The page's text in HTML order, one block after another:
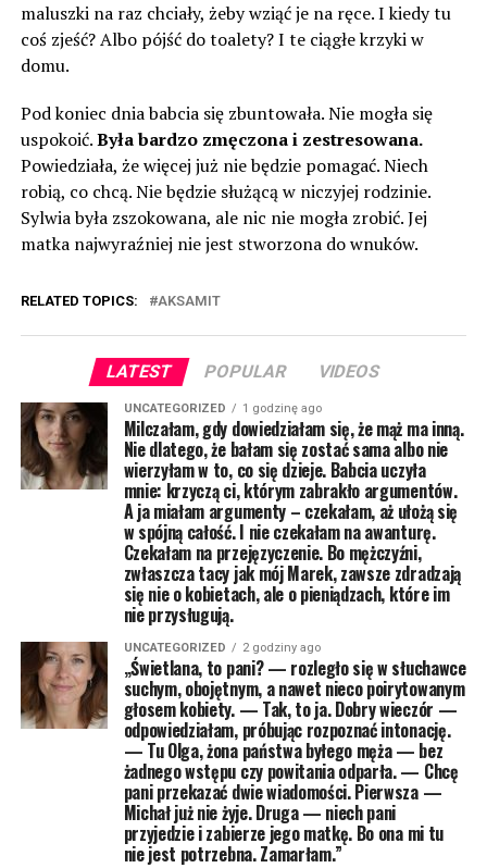
maluszki na raz chciały, żeby wziąć je na ręce. I kiedy tu
coś zjeść? Albo pójść do toalety? I te ciągłe krzyki w
domu.
Pod koniec dnia babcia się zbuntowała. Nie mogła się
uspokoić.Była bardzo zmęczona i zestresowana.
Powiedziała, że więcej ​​już nie będzie pomagać. Niech
robią, co chcą. Nie będzie służącą w niczyjej rodzinie.
Sylwia była zszokowana, ale nic nie mogła zrobić. Jej
matka najwyraźniej nie jest stworzona do wnuków.
RELATED TOPICS: AKSAMIT
LATEST POPULAR VIDEOS
UNCATEGORIZED 1 godzinę ago
Milczałam, gdy dowiedziałam się, że mąż ma inną.
Nie dlatego, że bałam się zostać sama albo nie
wierzyłam w to, co się dzieje. Babcia uczyła
mnie: krzyczą ci, którym zabrakło argumentów.
A ja miałam argumenty – czekałam, aż ułożą się
w spójną całość. I nie czekałam na awanturę.
Czekałam na przejęzyczenie. Bo mężczyźni,
zwłaszcza tacy jak mój Marek, zawsze zdradzają
się nie o kobietach, ale o pieniądzach, które im
nie przysługują.
UNCATEGORIZED 2 godziny ago
„Świetlana, to pani? — rozległo się w słuchawce
suchym, obojętnym, a nawet nieco poirytowanym
głosem kobiety. — Tak, to ja. Dobry wieczór —
odpowiedziałam, próbując rozpoznać intonację.
— Tu Olga, żona państwa byłego męża — bez
żadnego wstępu czy powitania odparła. — Chcę
pani przekazać dwie wiadomości. Pierwsza —
Michał już nie żyje. Druga — niech pani
przyjedzie i zabierze jego matkę. Bo ona mi tu
nie jest potrzebna. Zamarłam.”